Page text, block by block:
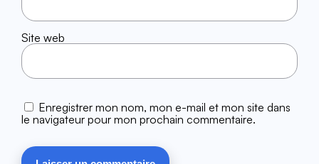
Site web
Enregistrer mon nom, mon e-mail et mon site dans
le navigateur pour mon prochain commentaire.